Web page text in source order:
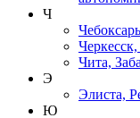
Ч
Чита,
Э
Элиста,
Ю